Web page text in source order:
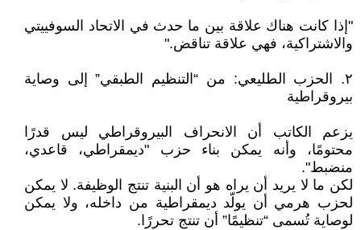
"إذا كانت هناك علاقة بين ما حدث في الاتحاد السوفييتي
والاشتراكية، فهي علاقة تناقض."
٢. الحزب الطليعي: من “التنظيم الطبقي” إلى وصاية
بيروقراطية
يزعم الكاتب أن الانحراف البيروقراطي ليس قدرًا
محتومًا، وأنه يمكن بناء حزب "ديمقراطي، قاعدي،
منضبط".
لكن ما لا يريد أن يراه هو أن البنية تنتج الوظيفة. لا يمكن
لحزب هرمي أن يولّد ديمقراطية من داخله، ولا يمكن
لوصاية تُسمى “تنظيمًا” أن تنتج تحررًا.